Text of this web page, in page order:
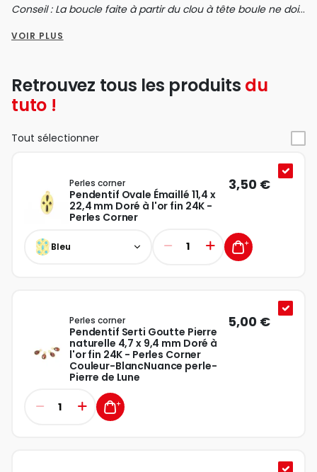
Conseil : La boucle faite à partir du clou à tête boule ne doit
Accrochez vos pendentifs sur la chaîne à maillons ovales
Votre nouveau collier est terminé ! Vous n'avez plus qu'à le
porter.
VOIR PLUS
Retrouvez tous les produits du
tuto !
Tout sélectionner
Perles corner
Pendentif Ovale Émaillé 11,4 x
22,4 mm Doré à l'or fin 24K -
Perles Corner
Bleu
3,50 €
Perles corner
Pendentif Serti Goutte Pierre
naturelle 4,7 x 9,4 mm Doré à
l'or fin 24K - Perles Corner
Couleur-BlancNuance perle-
Pierre de Lune
5,00 €